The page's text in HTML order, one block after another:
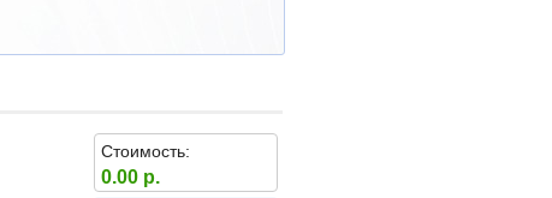
Стоимость:
0.00 р.